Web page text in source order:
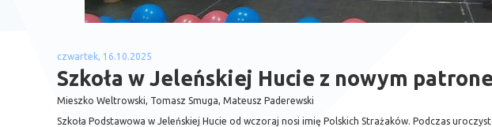
czwartek, 16.10.2025
Szkoła w Jeleńskiej Hucie z nowym
Mieszko Weltrowski, Tomasz Smuga, Mateusz Paderewski
Szkoła Podstawowa w Jeleńskiej Hucie od wczoraj nosi imię Polskich Strażaków. Podczas